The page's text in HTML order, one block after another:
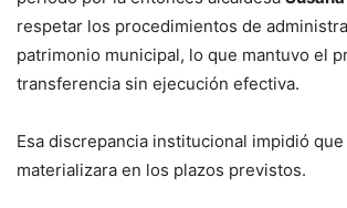
respetar los procedimientos de
patrimonio municipal, lo que mantuvo el
transferencia sin ejecución efectiva.
Esa discrepancia institucional impidió que
materializara en los plazos previstos.